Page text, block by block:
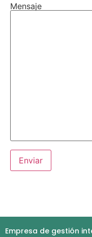
Mensaje
Empresa de gestión